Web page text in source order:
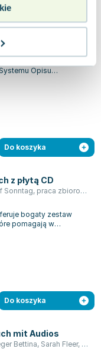
Deutsch. Język
Część 2. B2 +
Opisu
przygotowan...
Do koszyka
z płytą CD
Sonntag, praca zbiorowa
bogaty zestaw
pomagają w
w
Do koszyka
mit Audios
Bettina, Sarah Fleer,